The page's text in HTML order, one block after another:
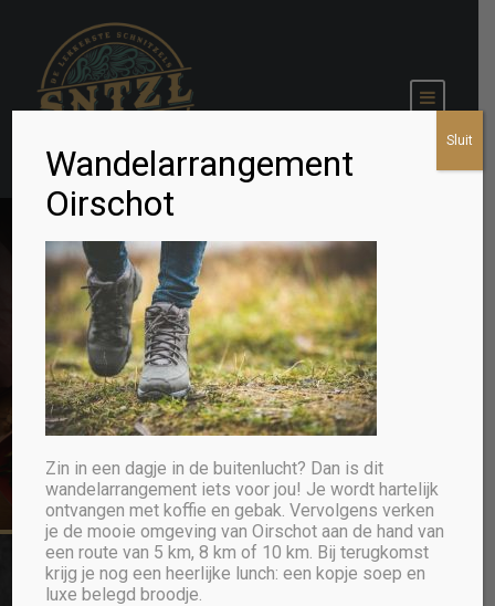
Wandelarrangement
Oirschot
Zin in een dagje in de buitenlucht? Dan is dit
wandelarrangement iets voor jou! Je wordt hartelijk
ontvangen met koffie en gebak. Vervolgens verken
je de mooie omgeving van Oirschot aan de hand van
een route van 5 km, 8 km of 10 km. Bij terugkomst
krijg je nog een heerlijke lunch: een kopje soep en
luxe belegd broodje.
Sluit